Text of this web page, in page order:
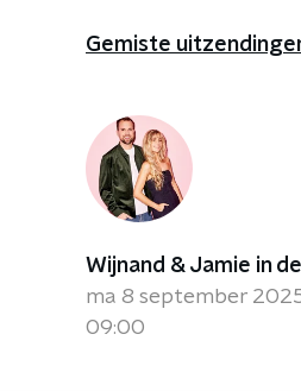
Gemiste
Wijnand & Jamie in
ma 8 september
09:00